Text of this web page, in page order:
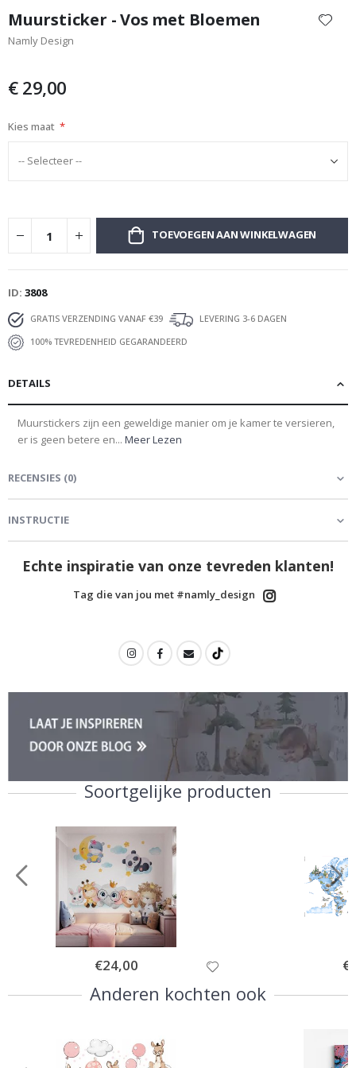
het
begin
afbeeldingen-
Muursticker - Vos met Bloemen
Namly Design
€ 29,00
Kies maat
TOEVOEGEN AAN WINKELWAGEN
ID 3808
GRATIS VERZENDING VANAF €39
LEVERING 3-6 DAGEN
100% TEVREDENHEID GEGARANDEERD
DETAILS
Muurstickers zijn een geweldige manier om je kamer te versieren,
er is geen betere en... Meer Lezen
RECENSIES (0)
INSTRUCTIE
Echte inspiratie van onze tevreden klanten!
Tag die van jou met #namly_design
Soortgelijke producten
Special
Price
€24,00
Anderen kochten ook